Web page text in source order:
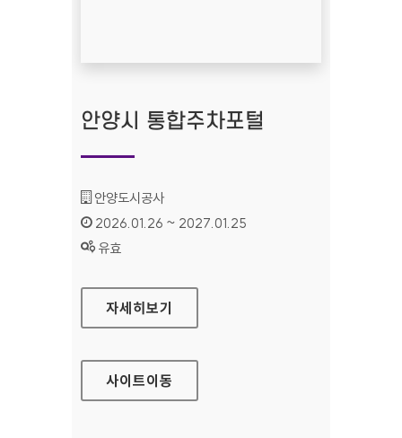
안양시 통합주차포털
기관명 :
안양도시공사
인증기간 :
2026.01.26 ~ 2027.01.25
상태 :
유효
안양시 통합주차포털
자세히보기
사이트이동